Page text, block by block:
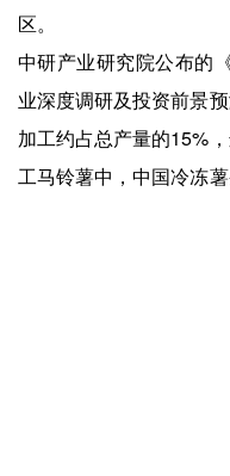
区。
中研产业研究院公布的
业深度调研及投资前景
加工约占总产量的15%
工马铃薯中，中国冷冻